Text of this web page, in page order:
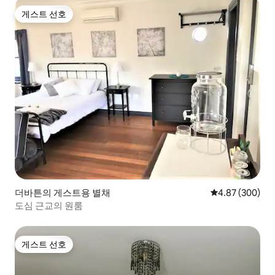
게스트 선호
게스트 선호
더바튼의 게스트용 별채 평점 4.87점(5
4.87 (300)
도심 근교의 원룸
게스트 선호
게스트 선호